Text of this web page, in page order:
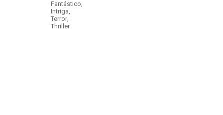
Fantástico,
Intriga,
Terror,
Thriller